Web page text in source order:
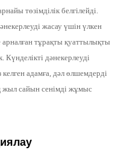
төзімділік белгілейді.
жасау үшін үлкен
тұрақты қуаттылықты
дәнекерлеуді
адамға, дәл өлшемдерді
жыл сайын сенімді жұмыс